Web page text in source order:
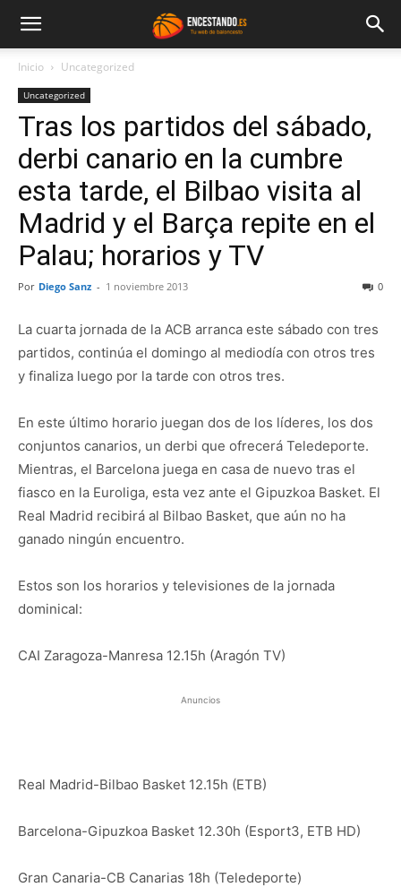
Inicio Uncategorized
Uncategorized
Tras los partidos del sábado,
derbi canario en la cumbre
esta tarde, el Bilbao visita al
Madrid y el Barça repite en el
Palau; horarios y TV
Por Diego Sanz - 1 noviembre 2013 0
La cuarta jornada de la ACB arranca este sábado con tres
partidos, continúa el domingo al mediodía con otros tres
y finaliza luego por la tarde con otros tres.
En este último horario juegan dos de los líderes, los dos
conjuntos canarios, un derbi que ofrecerá Teledeporte.
Mientras, el Barcelona juega en casa de nuevo tras el
fiasco en la Euroliga, esta vez ante el Gipuzkoa Basket. El
Real Madrid recibirá al Bilbao Basket, que aún no ha
ganado ningún encuentro.
Estos son los horarios y televisiones de la jornada
dominical:
CAI Zaragoza-Manresa 12.15h (Aragón TV)
Anuncios
Real Madrid-Bilbao Basket 12.15h (ETB)
Barcelona-Gipuzkoa Basket 12.30h (Esport3, ETB HD)
Gran Canaria-CB Canarias 18h (Teledeporte)